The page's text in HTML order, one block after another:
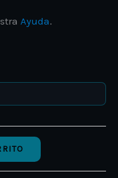
Ayuda.